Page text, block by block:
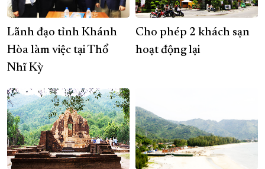
Lãnh đạo tỉnh Khánh
Hòa làm việc tại Thổ
Nhĩ Kỳ
Cho phép 2 khách sạn
hoạt động lại